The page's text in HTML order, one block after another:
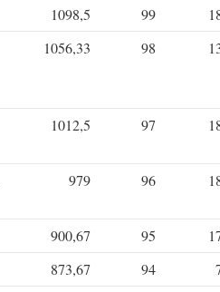
1098,5 99
1056,33 98
1012,5 97
979 96
900,67 95
873,67 94